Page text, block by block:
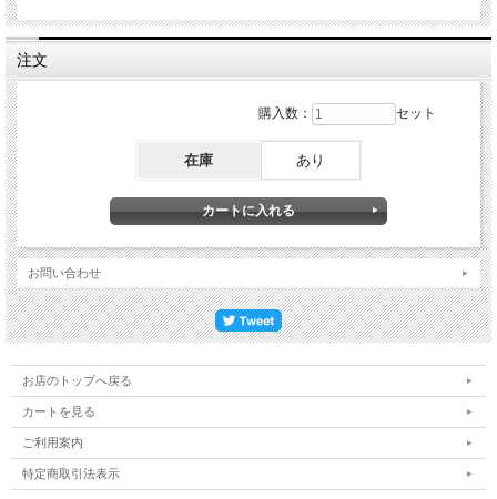
注文
購入数： セット
在庫 あり
お問い合わせ
お店のトップへ戻る
カートを見る
ご利用案内
特定商取引法表示